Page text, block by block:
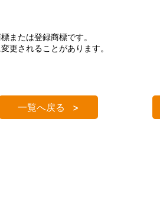
または登録商標です。
更されることがあります。
一覧へ戻る